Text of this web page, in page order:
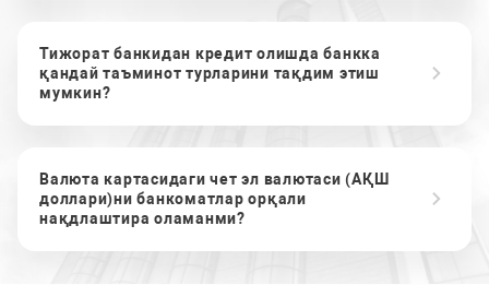
Тижорат банкидан кредит олишда банкка
қандай таъминот турларини тақдим этиш
мумкин?
Валюта картасидаги чет эл валютаси (АҚШ
доллари)ни банкоматлар орқали
нақдлаштира оламанми?